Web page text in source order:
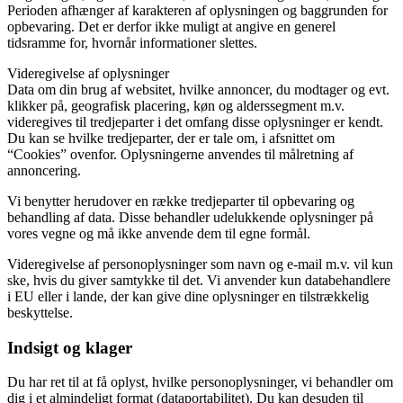
Perioden afhænger af karakteren af oplysningen og baggrunden for
opbevaring. Det er derfor ikke muligt at angive en generel
tidsramme for, hvornår informationer slettes.
Videregivelse af oplysninger
Data om din brug af websitet, hvilke annoncer, du modtager og evt.
klikker på, geografisk placering, køn og alderssegment m.v.
videregives til tredjeparter i det omfang disse oplysninger er kendt.
Du kan se hvilke tredjeparter, der er tale om, i afsnittet om
“Cookies” ovenfor. Oplysningerne anvendes til målretning af
annoncering.
Vi benytter herudover en række tredjeparter til opbevaring og
behandling af data. Disse behandler udelukkende oplysninger på
vores vegne og må ikke anvende dem til egne formål.
Videregivelse af personoplysninger som navn og e-mail m.v. vil kun
ske, hvis du giver samtykke til det. Vi anvender kun databehandlere
i EU eller i lande, der kan give dine oplysninger en tilstrækkelig
beskyttelse.
Indsigt og klager
Du har ret til at få oplyst, hvilke personoplysninger, vi behandler om
dig i et almindeligt format (dataportabilitet). Du kan desuden til